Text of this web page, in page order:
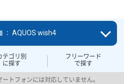
テゴリ別
に探す
フリーワード
で探す
： AQUOS wish4
トフォンには対応していません。